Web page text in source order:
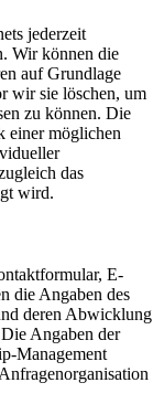
jederzeit
Wir können die
auf Grundlage
wir sie löschen, um
zu können. Die
einer möglichen
das
wird.
E-
die Angaben des
deren Abwicklung
Angaben der
Management